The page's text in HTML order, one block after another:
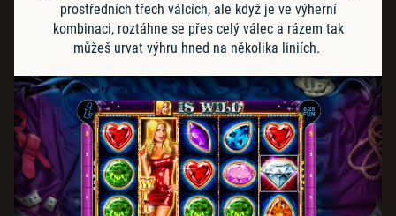
prostředních třech válcích, ale když je ve výherní
kombinaci, roztáhne se přes celý válec a rázem tak
můžeš urvat výhru hned na několika liniích.